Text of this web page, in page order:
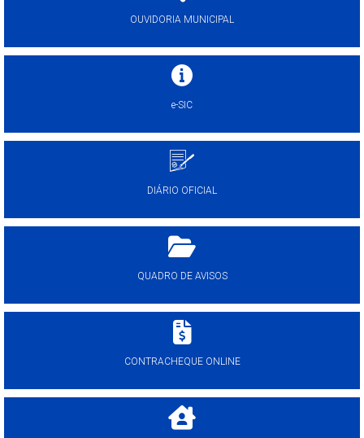
OUVIDORIA MUNICIPAL
e-SIC
DIÁRIO OFICIAL
QUADRO DE AVISOS
CONTRACHEQUE ONLINE